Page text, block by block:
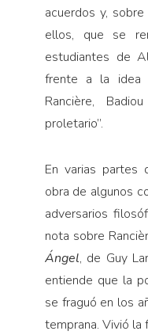
acuerdos y,
ellos, que se
estudiantes de
frente a la idea
Rancière,
proletario”.
En varias partes
obra de algunos
adversarios
nota sobre
Ángel, de Guy
entiende que la
se fraguó en los
temprana. Vivió la